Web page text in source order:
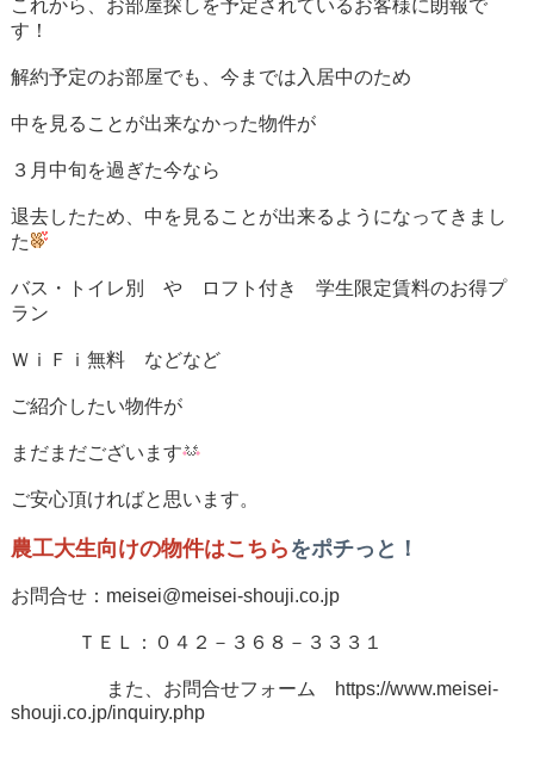
これから、お部屋探しを予定されているお客様に朗報で
す！
解約予定のお部屋でも、今までは入居中のため
中を見ることが出来なかった物件が
３月中旬を過ぎた今なら
退去したため、中を見ることが出来るようになってきまし
た
バス・トイレ別 や ロフト付き 学生限定賃料のお得プ
ラン
ＷｉＦｉ無料 などなど
ご紹介したい物件が
まだまだございます
ご安心頂ければと思います。
農工大生向けの物件はこちら をポチっと！
お問合せ：meisei@meisei-shouji.co.jp
ＴＥＬ：０４２－３６８－３３３１
また、お問合せフォーム https://www.meisei-
shouji.co.jp/inquiry.php